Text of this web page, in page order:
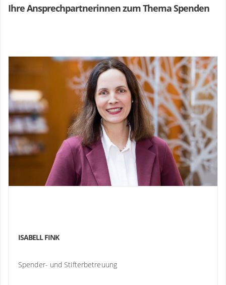
Ihre Ansprechpartnerinnen zum Thema Spenden
ISABELL FINK
Spender- und Stifterbetreuung